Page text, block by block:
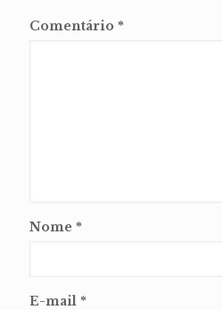
Comentário *
Nome *
E-mail *